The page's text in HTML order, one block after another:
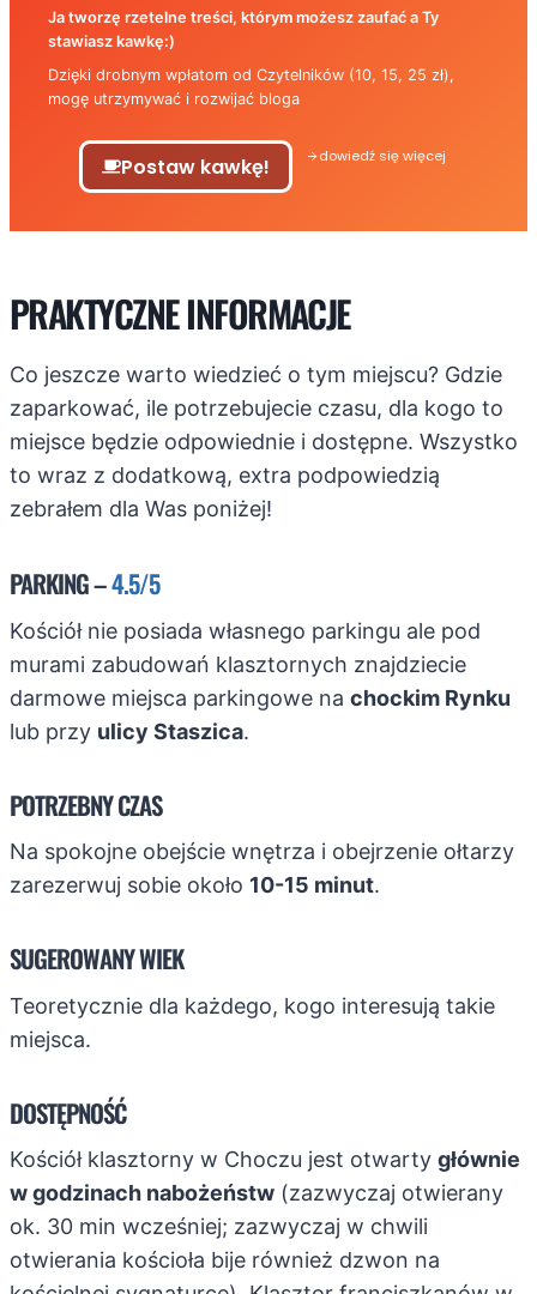
Ja tworzę rzetelne treści, którym możesz zaufać a Ty
stawiasz kawkę:)
Dzięki drobnym wpłatom od Czytelników (10, 15, 25 zł),
mogę utrzymywać i rozwijać bloga
Postaw kawkę! dowiedź się więcej
PRAKTYCZNE INFORMACJE
Co jeszcze warto wiedzieć o tym miejscu? Gdzie
zaparkować, ile potrzebujecie czasu, dla kogo to
miejsce będzie odpowiednie i dostępne. Wszystko
to wraz z dodatkową, extra podpowiedzią
zebrałem dla Was poniżej!
PARKING –4.5/5
Kościół nie posiada własnego parkingu ale pod
murami zabudowań klasztornych znajdziecie
darmowe miejsca parkingowe na chockim Rynku
lub przy ulicy Staszica.
POTRZEBNY CZAS
Na spokojne obejście wnętrza i obejrzenie ołtarzy
zarezerwuj sobie około 10-15 minut.
SUGEROWANY WIEK
Teoretycznie dla każdego, kogo interesują takie
miejsca.
DOSTĘPNOŚĆ
Kościół klasztorny w Choczu jest otwarty głównie
w godzinach nabożeństw (zazwyczaj otwierany
ok. 30 min wcześniej; zazwyczaj w chwili
otwierania kościoła bije również dzwon na